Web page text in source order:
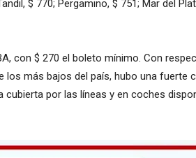
$ 770; Pergamino, $ 751; Mar del
con $ 270 el boleto mínimo. Con
más bajos del país, hubo una fuerte
por las líneas y en coches